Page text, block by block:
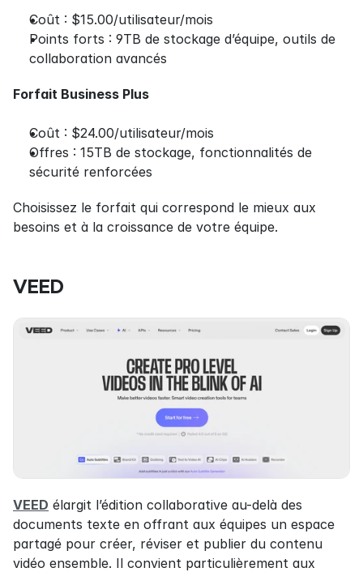
Coût : $15.00/utilisateur/mois
Points forts : 9TB de stockage d’équipe, outils de
collaboration avancés
Forfait Business Plus
Coût : $24.00/utilisateur/mois
Offres : 15TB de stockage, fonctionnalités de
sécurité renforcées
Choisissez le forfait qui correspond le mieux aux
besoins et à la croissance de votre équipe.
VEED
VEED élargit l’édition collaborative au-delà des
documents texte en offrant aux équipes un espace
partagé pour créer, réviser et publier du contenu
vidéo ensemble. Il convient particulièrement aux